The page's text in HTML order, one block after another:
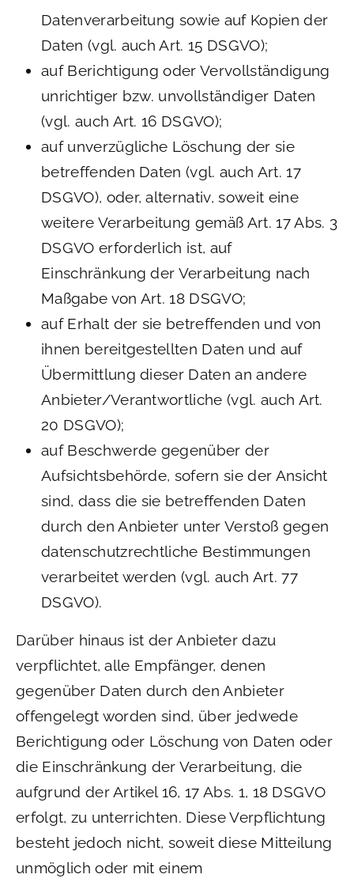
Datenverarbeitung sowie auf Kopien der
Daten (vgl. auch Art. 15 DSGVO);
auf Berichtigung oder Vervollständigung
unrichtiger bzw. unvollständiger Daten
(vgl. auch Art. 16 DSGVO);
auf unverzügliche Löschung der sie
betreffenden Daten (vgl. auch Art. 17
DSGVO), oder, alternativ, soweit eine
weitere Verarbeitung gemäß Art. 17 Abs. 3
DSGVO erforderlich ist, auf
Einschränkung der Verarbeitung nach
Maßgabe von Art. 18 DSGVO;
auf Erhalt der sie betreffenden und von
ihnen bereitgestellten Daten und auf
Übermittlung dieser Daten an andere
Anbieter/Verantwortliche (vgl. auch Art.
20 DSGVO);
auf Beschwerde gegenüber der
Aufsichtsbehörde, sofern sie der Ansicht
sind, dass die sie betreffenden Daten
durch den Anbieter unter Verstoß gegen
datenschutzrechtliche Bestimmungen
verarbeitet werden (vgl. auch Art. 77
DSGVO).
Darüber hinaus ist der Anbieter dazu
verpflichtet, alle Empfänger, denen
gegenüber Daten durch den Anbieter
offengelegt worden sind, über jedwede
Berichtigung oder Löschung von Daten oder
die Einschränkung der Verarbeitung, die
aufgrund der Artikel 16, 17 Abs. 1, 18 DSGVO
erfolgt, zu unterrichten. Diese Verpflichtung
besteht jedoch nicht, soweit diese Mitteilung
unmöglich oder mit einem